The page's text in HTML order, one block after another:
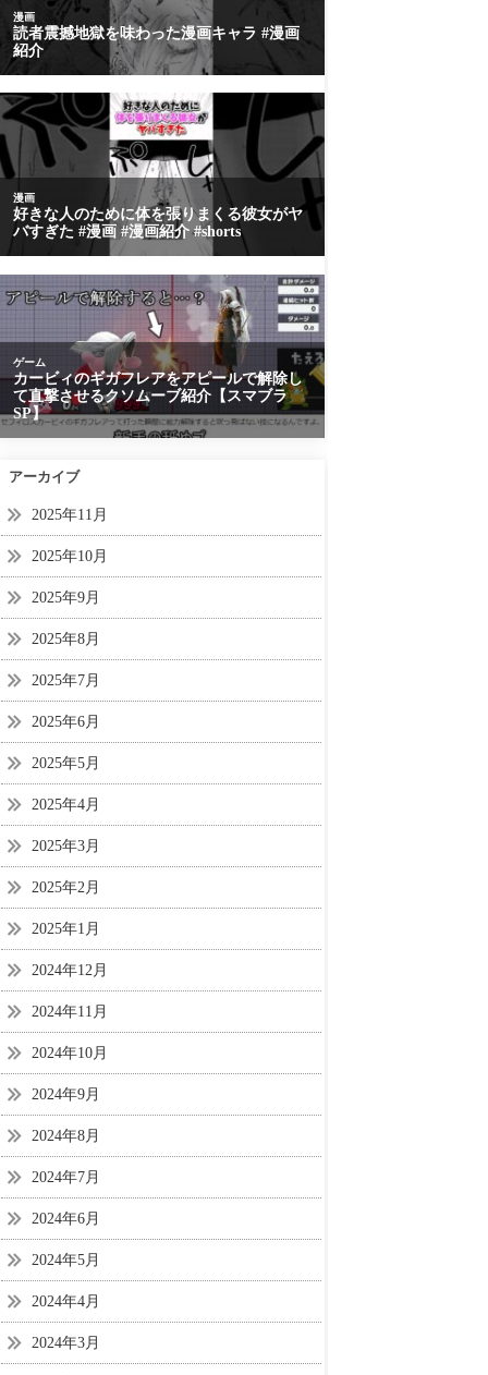
アーカイブ
2025年11月
2025年10月
2025年9月
2025年8月
2025年7月
2025年6月
2025年5月
2025年4月
2025年3月
2025年2月
2025年1月
2024年12月
2024年11月
2024年10月
2024年9月
2024年8月
2024年7月
2024年6月
2024年5月
2024年4月
2024年3月